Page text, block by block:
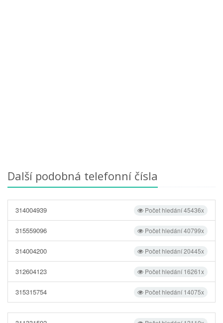
Další podobná telefonní čísla
Počet hledání 45436x
314004939
Počet hledání 40799x
315559096
Počet hledání 20445x
314004200
Počet hledání 16261x
312604123
Počet hledání 14075x
315315754